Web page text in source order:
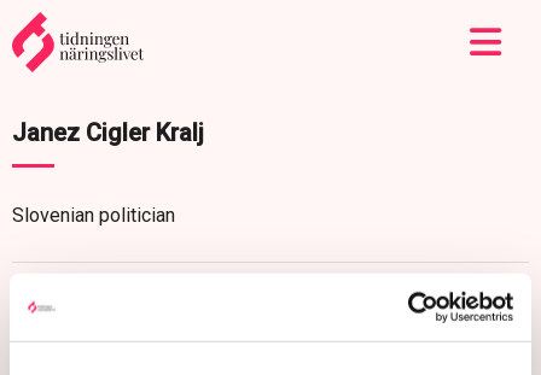
Janez Cigler Kralj
Slovenian politician